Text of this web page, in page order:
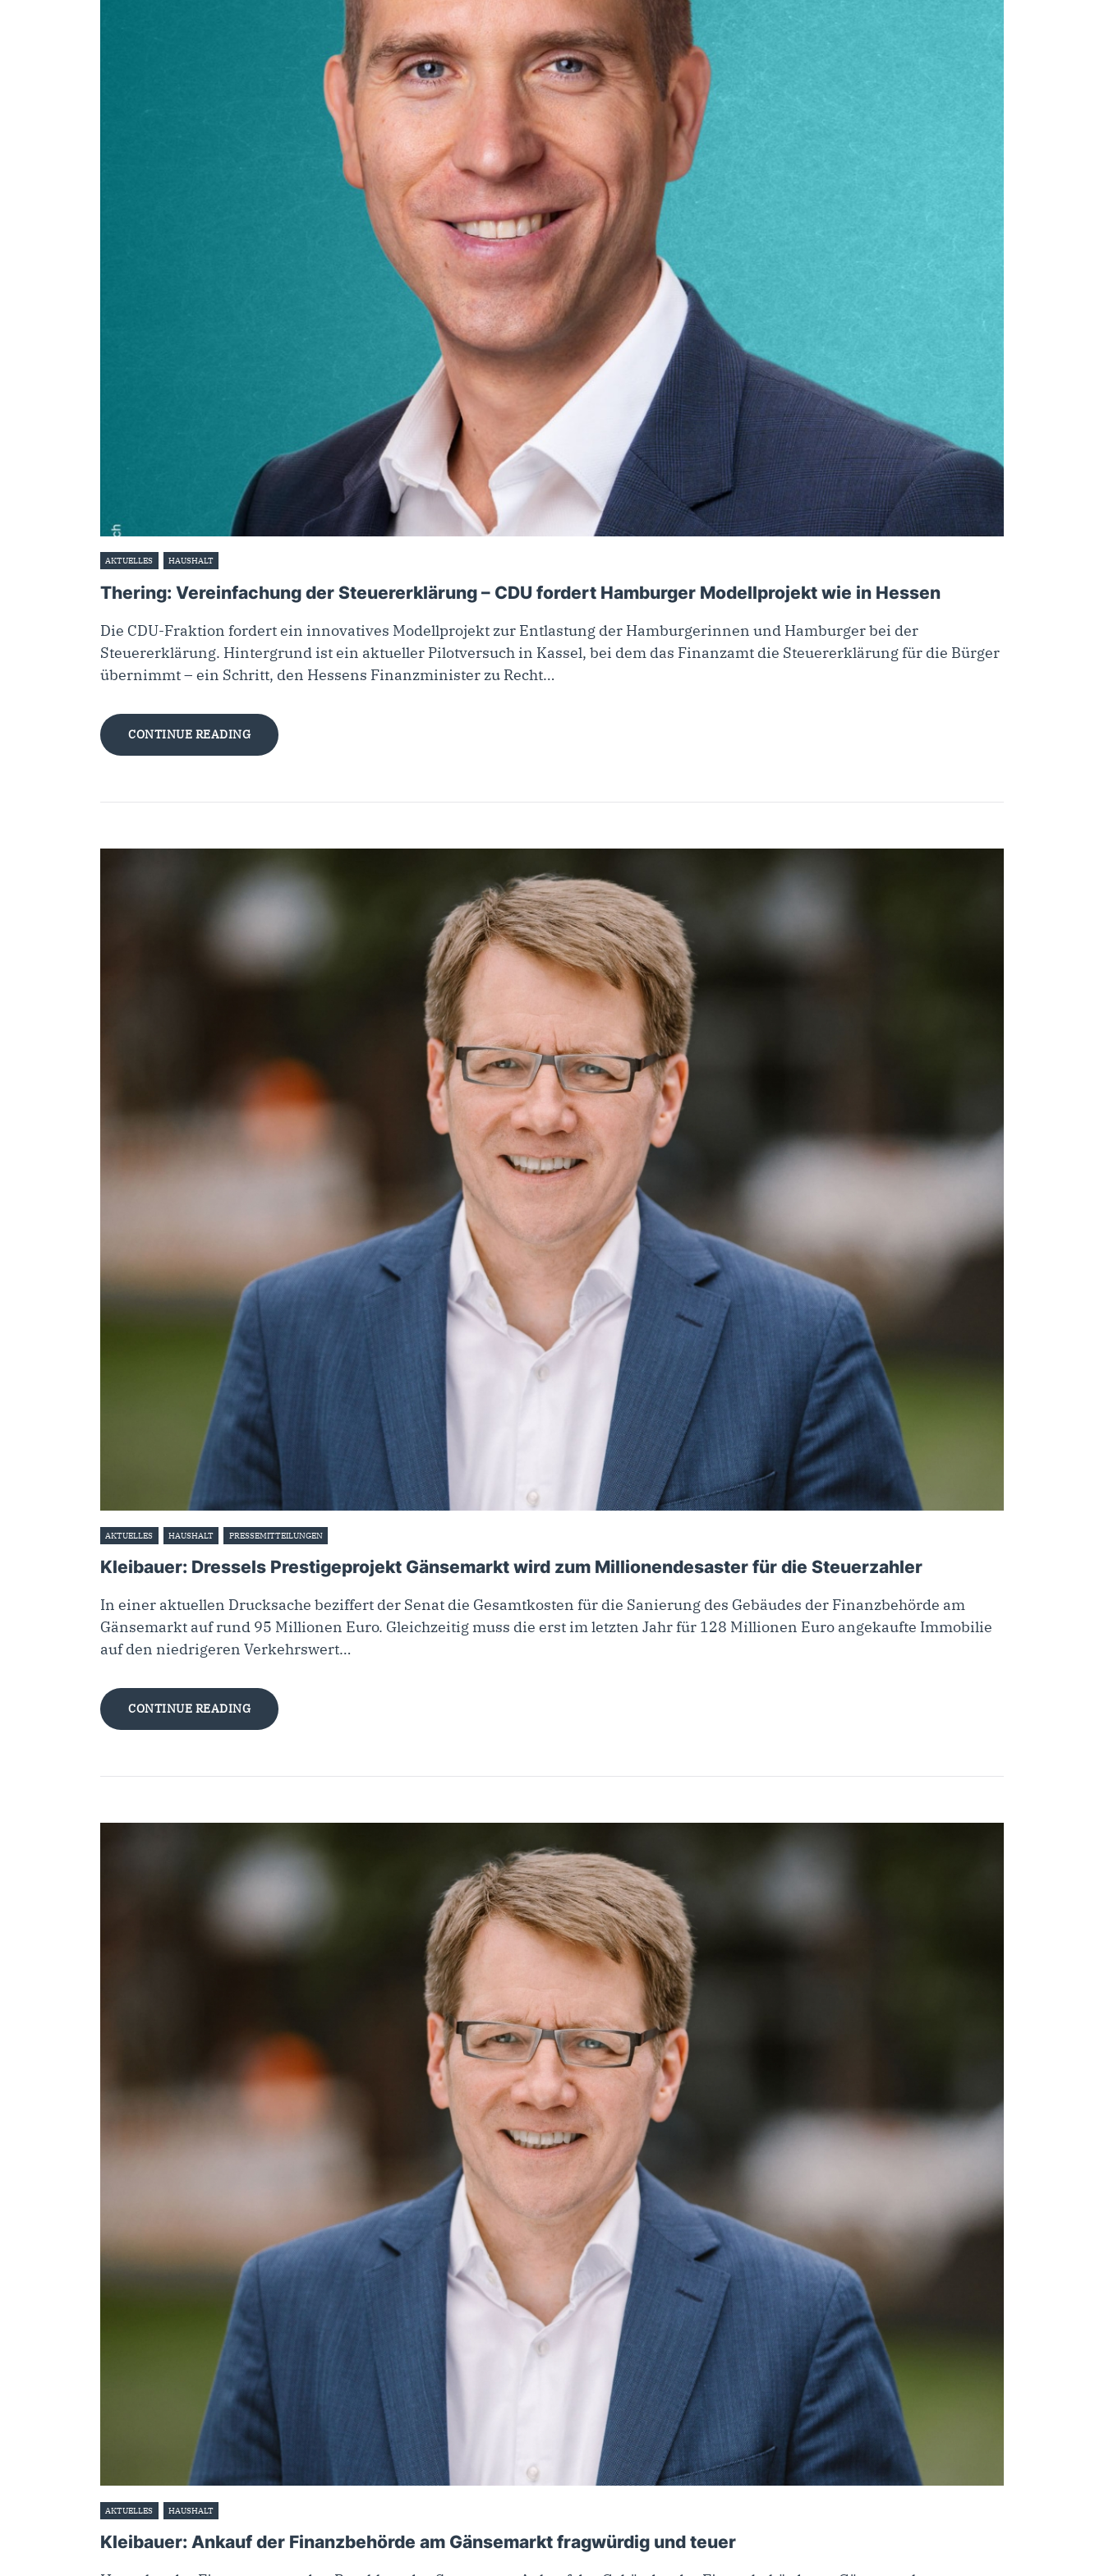
AKTUELLES HAUSHALT
Thering: Vereinfachung der Steuererklärung – CDU fordert Hamburger Modellprojekt wie in Hessen
Die CDU-Fraktion fordert ein innovatives Modellprojekt zur Entlastung der Hamburgerinnen und Hamburger bei der
Steuererklärung. Hintergrund ist ein aktueller Pilotversuch in Kassel, bei dem das Finanzamt die Steuererklärung für die Bürger
übernimmt – ein Schritt, den Hessens Finanzminister zu Recht…
CONTINUE READING
AKTUELLES HAUSHALT PRESSEMITTEILUNGEN
Kleibauer: Dressels Prestigeprojekt Gänsemarkt wird zum Millionendesaster für die Steuerzahler
In einer aktuellen Drucksache beziffert der Senat die Gesamtkosten für die Sanierung des Gebäudes der Finanzbehörde am
Gänsemarkt auf rund 95 Millionen Euro. Gleichzeitig muss die erst im letzten Jahr für 128 Millionen Euro angekaufte Immobilie
auf den niedrigeren Verkehrswert…
CONTINUE READING
AKTUELLES HAUSHALT
Kleibauer: Ankauf der Finanzbehörde am Gänsemarkt fragwürdig und teuer